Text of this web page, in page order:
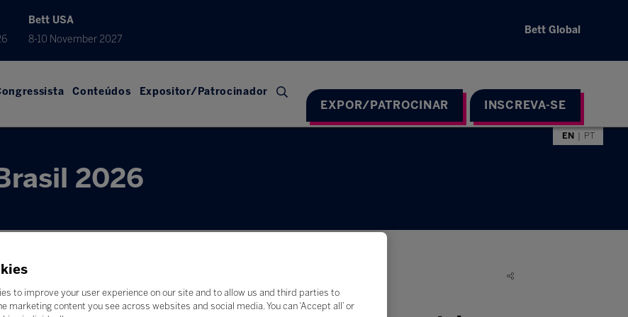
Bett USA
8-10 November 2027
Bett Global
Conteúdos Expositor/Patrocinador
EXPOR/PATROCINAR INSCREVA-SE
EN PT
2026
to improve your user experience on our site and to allow us and third parties to
marketing content you see across websites and social media. You can ‘Accept all’ or